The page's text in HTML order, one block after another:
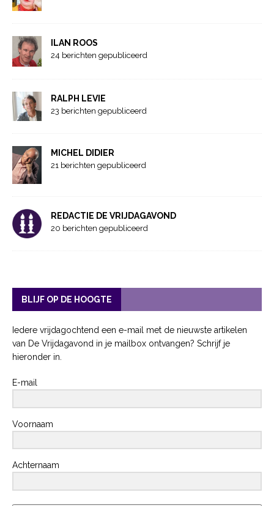
ILAN ROOS
24 berichten gepubliceerd
RALPH LEVIE
23 berichten gepubliceerd
MICHEL DIDIER
21 berichten gepubliceerd
REDACTIE DE VRIJDAGAVOND
20 berichten gepubliceerd
BLIJF OP DE HOOGTE
Iedere vrijdagochtend een e-mail met de nieuwste artikelen
van De Vrijdagavond in je mailbox ontvangen? Schrijf je
hieronder in.
E-mail
Voornaam
Achternaam